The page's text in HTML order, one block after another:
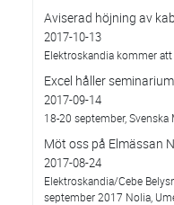
Aviserad höjning av
2017-10-13
Elektroskandia kommer
Excel håller
2017-09-14
18-20 september, Svenska
Möt oss på Elmässan
2017-08-24
Elektroskandia/Cebe
september 2017 Nolia,